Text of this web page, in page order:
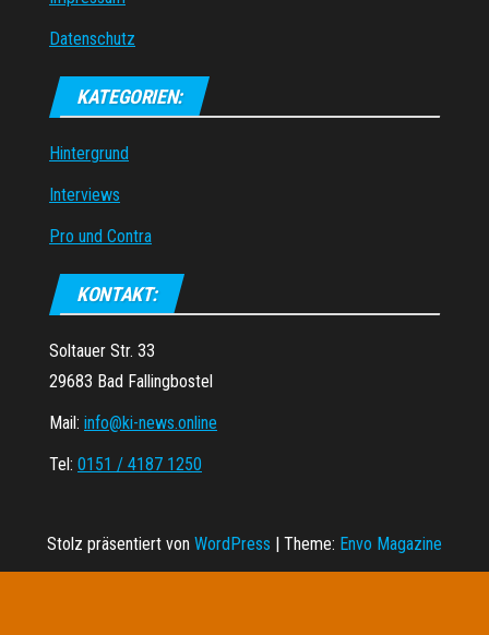
Datenschutz
KATEGORIEN:
Hintergrund
Interviews
Pro und Contra
KONTAKT:
Soltauer Str. 33
29683 Bad Fallingbostel
Mail: info@ki-news.online
Tel: 0151 / 4187 1250
Stolz präsentiert von WordPress Theme: Envo Magazine